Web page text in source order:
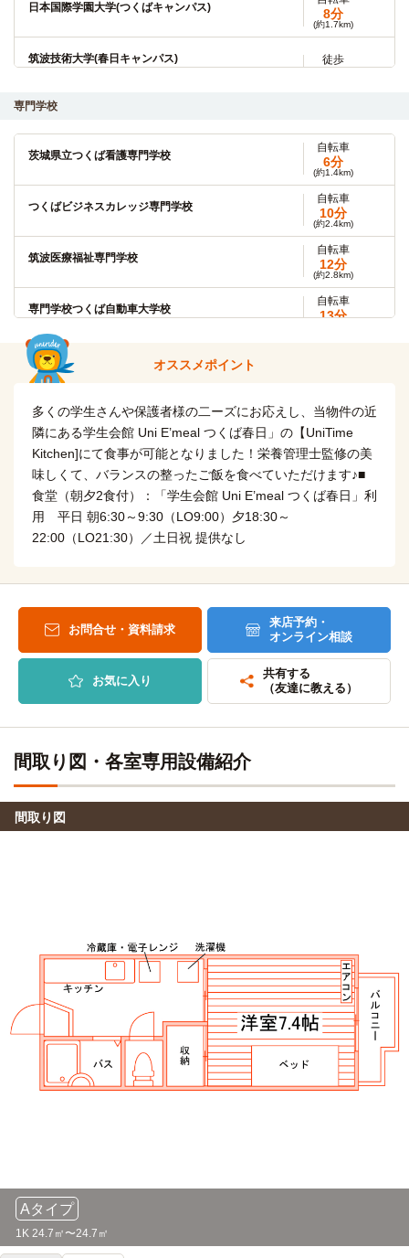
日本国際学園大学(つくばキャンパス) 8分
(約1.7km)
筑波技術大学(春日キャンパス) 徒歩
筑波技術大学(大学院)
筑波技術大学(天久保キャンパス)
自転車
8分
(約1.8km)
専門学校
茨城県立つくば看護専門学校
自転車
6分
(約1.4km)
つくばビジネスカレッジ専門学校
自転車
10分
(約2.4km)
筑波医療福祉専門学校
自転車
12分
(約2.8km)
専門学校つくば自動車大学校
自転車
13分
オススメポイント
多くの学生さんや保護者様の二ーズにお応えし、当物件の近
隣にある学生会館 Uni E’meal つくば春日」の【UniTime
Kitchen]にて食事が可能となりました！栄養管理士監修の美
味しくて、バランスの整ったご飯を食べていただけます♪■
食堂（朝夕2食付）：「学生会館 Uni E’meal つくば春日」利
用 平日 朝6:30～9:30（LO9:00）夕18:30～
22:00（LO21:30）／土日祝 提供なし
お問合せ・資料請求
来店予約・
オンライン相談
お気に入り
共有する
（友達に教える）
間取り図・各室専用設備紹介
間取り図
Aタイプ
1K 24.7㎡〜24.7㎡